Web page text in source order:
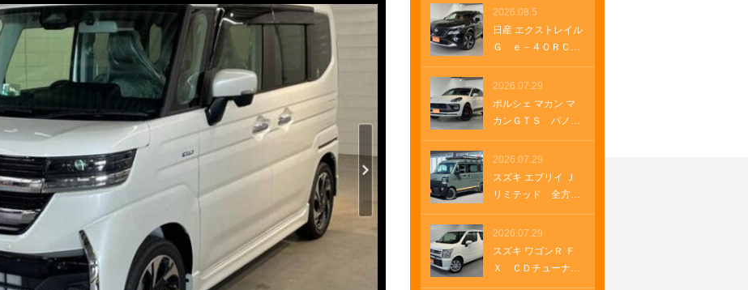
ド フルセグＴＶ
純正１９インチアル
ミホイール クルー
ズコントロール パ
ドルシフト パワー
ゲート ＵＳＢソケ
ット
方位モニター付メモ
リーナビ 全方位モ
ニター付きナビゲー
テアリングヒータ
ー 両側パワースラ
イド オートステッ
プ オートステッ
プ クルーズコント
ロール 革巻きステ
アリング Ｂｌｕｅ
ｔｏｏｔｈ
2026.08.5
日産 エクストレイル
Ｇ ｅ－４ＯＲＣ
Ｅ ナッパレザーシ
ート 電動パノラミ
ックガラスルーフ
純正１２．３インチ
純正ナビ プロパイ
ロット メモリーナ
ビゲーション ＬＥ
Ｄヘッドランプ オ
ートマチックハイビ
ーム 車両・店舗情報
を印刷 A4 B4
2026.07.29
ポルシェ マカン マ
カンＧＴＳ パノラ
マルーフ レザーパ
ッケージ パワース
テアリングプラス
シートヒーター ２
イール アダプティ
ブクルーズコントロ
ール アダプティブ
2026.07.29
スズキ エブリイ Ｊ
リミテッド 全方位
モニター付きナビ
ルーフラック ベッ
ドＫＩＴ グリルガ
ードバー ＥＴＣ
2026.07.29
スズキ ワゴンＲ Ｆ
Ｘ ＣＤチューナ
ー オートエアコ